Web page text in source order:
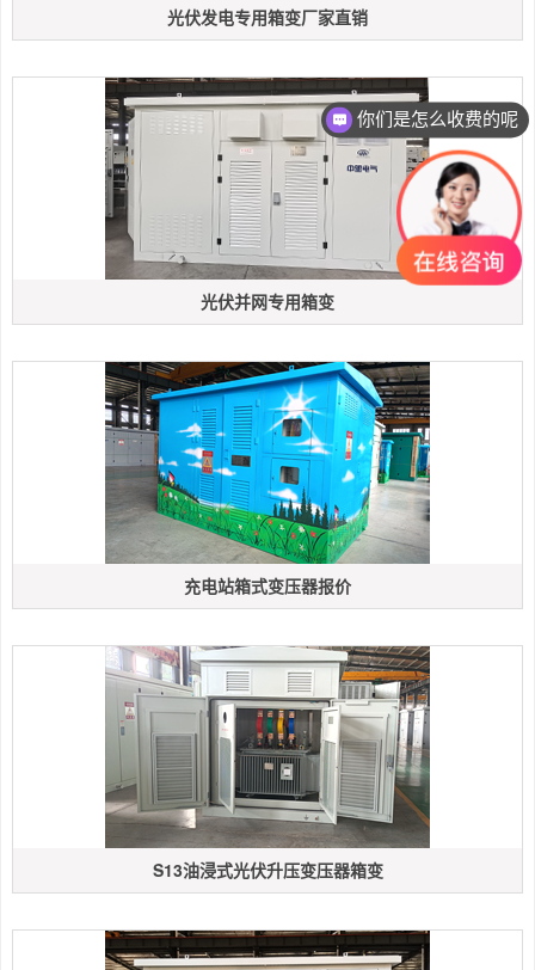
光伏发电专用箱变厂家直销
光伏并网专用箱变
充电站箱式变压器报价
S13油浸式光伏升压变压器箱变
你们是怎么收费的呢